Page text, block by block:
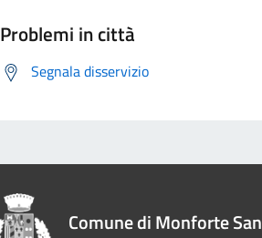
Problemi in città
Segnala disservizio
Comune di Monforte San